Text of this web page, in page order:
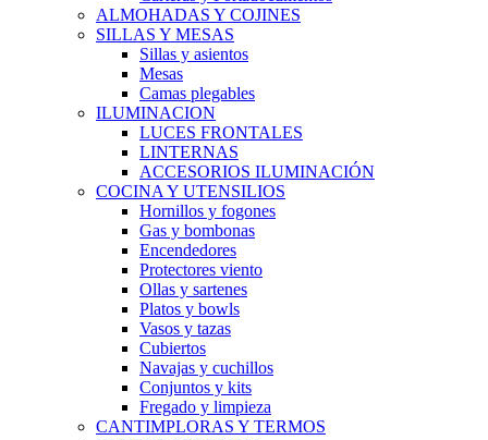
ALMOHADAS Y COJINES
SILLAS Y MESAS
Sillas y asientos
Mesas
Camas plegables
ILUMINACION
LUCES FRONTALES
LINTERNAS
ACCESORIOS ILUMINACIÓN
COCINA Y UTENSILIOS
Hornillos y fogones
Gas y bombonas
Encendedores
Protectores viento
Ollas y sartenes
Platos y bowls
Vasos y tazas
Cubiertos
Navajas y cuchillos
Conjuntos y kits
Fregado y limpieza
CANTIMPLORAS Y TERMOS